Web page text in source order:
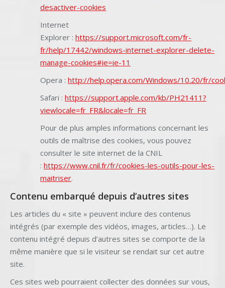
desactiver-cookies
Internet
Explorer : https://support.microsoft.com/fr-
fr/help/17442/windows-internet-explorer-delete-
manage-cookies#ie=ie-11
Opera : http://help.opera.com/Windows/10.20/fr/
Safari : https://support.apple.com/kb/PH21411?
viewlocale=fr_FR&locale=fr_FR
Pour de plus amples informations concernant les
outils de maîtrise des cookies, vous pouvez
consulter le site internet de la CNIL
: https://www.cnil.fr/fr/cookies-les-outils-pour-les-
maitriser.
Contenu embarqué depuis d’autres sites
Les articles du « site » peuvent inclure des contenus
intégrés (par exemple des vidéos, images, articles…). Le
contenu intégré depuis d’autres sites se comporte de la
même manière que si le visiteur se rendait sur cet autre
site.
Ces sites web pourraient collecter des données sur vous,